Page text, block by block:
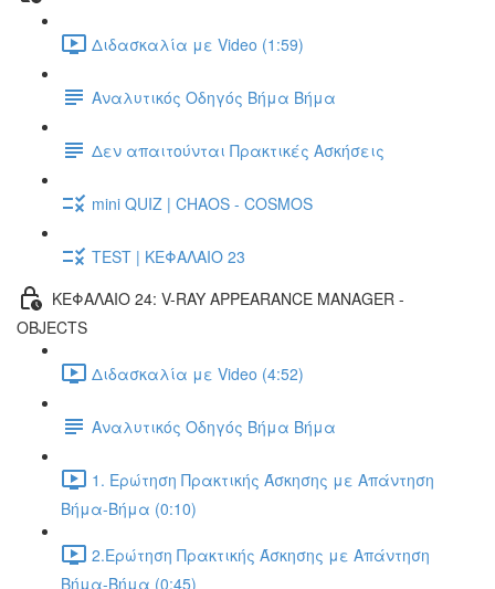
Διδασκαλία με Video (1:59)
Αναλυτικός Οδηγός Βήμα Βήμα
Δεν απαιτούνται Πρακτικές Ασκήσεις
mini QUIZ | CHAOS - COSMOS
TEST | ΚΕΦΑΛΑΙΟ 23
ΚΕΦΑΛΑΙΟ 24: V-RAY APPEARANCE MANAGER -
OBJECTS
Διδασκαλία με Video (4:52)
Αναλυτικός Οδηγός Βήμα Βήμα
1. Ερώτηση Πρακτικής Άσκησης με Απάντηση
Βήμα-Βήμα (0:10)
2.Ερώτηση Πρακτικής Άσκησης με Απάντηση
Βήμα-Βήμα (0:45)